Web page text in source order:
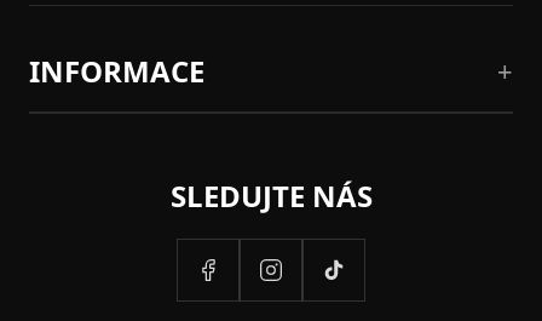
INFORMACE
SLEDUJTE NÁS